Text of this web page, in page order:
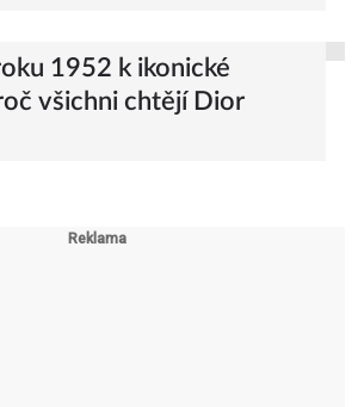
1952 k ikonické
všichni chtějí Dior